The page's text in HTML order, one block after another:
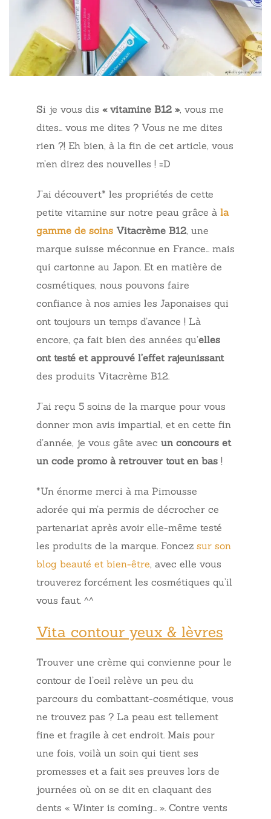
Si je vous dis « vitamine B12 », vous me
dites… vous me dites ? Vous ne me dites
rien ?! Eh bien, à la fin de cet article, vous
m’en direz des nouvelles ! =D
J’ai découvert* les propriétés de cette
petite vitamine sur notre peau grâce à la
gamme de soins Vitacrème B12, une
marque suisse méconnue en France… mais
qui cartonne au Japon. Et en matière de
cosmétiques, nous pouvons faire
confiance à nos amies les Japonaises qui
ont toujours un temps d’avance ! Là
encore, ça fait bien des années qu’elles
ont testé et approuvé l’effet rajeunissant
des produits Vitacrème B12.
J’ai reçu 5 soins de la marque pour vous
donner mon avis impartial, et en cette fin
d’année, je vous gâte avec un concours et
un code promo à retrouver tout en bas !
*Un énorme merci à ma Pimousse
adorée qui m’a permis de décrocher ce
partenariat après avoir elle-même testé
les produits de la marque. Foncez sur son
blog beauté et bien-être, avec elle vous
trouverez forcément les cosmétiques qu’il
vous faut. ^^
Vita contour yeux & lèvres
Trouver une crème qui convienne pour le
contour de l’oeil relève un peu du
parcours du combattant-cosmétique, vous
ne trouvez pas ? La peau est tellement
fine et fragile à cet endroit. Mais pour
une fois, voilà un soin qui tient ses
promesses et a fait ses preuves lors de
journées où on se dit en claquant des
dents « Winter is coming… ». Contre vents